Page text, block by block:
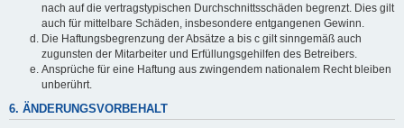
nach auf die vertragstypischen Durchschnittsschäden begrenzt. Dies gilt
auch für mittelbare Schäden, insbesondere entgangenen Gewinn.
Die Haftungsbegrenzung der Absätze a bis c gilt sinngemäß auch
zugunsten der Mitarbeiter und Erfüllungsgehilfen des Betreibers.
Ansprüche für eine Haftung aus zwingendem nationalem Recht bleiben
unberührt.
6. ÄNDERUNGSVORBEHALT